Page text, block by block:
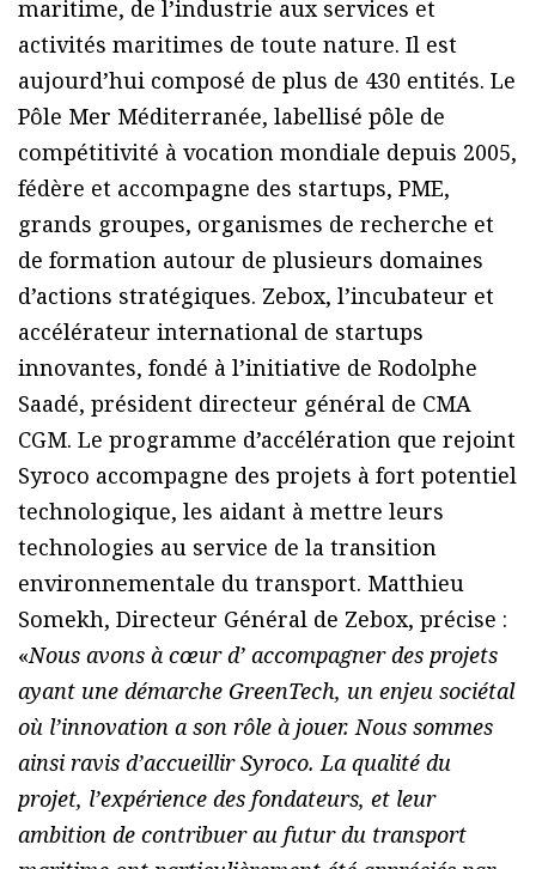
maritime, de l’industrie aux services et
activités maritimes de toute nature. Il est
aujourd’hui composé de plus de 430 entités. Le
Pôle Mer Méditerranée, labellisé pôle de
compétitivité à vocation mondiale depuis 2005,
fédère et accompagne des startups, PME,
grands groupes, organismes de recherche et
de formation autour de plusieurs domaines
d’actions stratégiques. Zebox, l’incubateur et
accélérateur international de startups
innovantes, fondé à l’initiative de Rodolphe
Saadé, président directeur général de CMA
CGM. Le programme d’accélération que rejoint
Syroco accompagne des projets à fort potentiel
technologique, les aidant à mettre leurs
technologies au service de la transition
environnementale du transport. Matthieu
Somekh, Directeur Général de Zebox, précise :
«Nous avons à cœur d’ accompagner des projets
ayant une démarche GreenTech, un enjeu sociétal
où l’innovation a son rôle à jouer. Nous sommes
ainsi ravis d’accueillir Syroco. La qualité du
projet, l’expérience des fondateurs, et leur
ambition de contribuer au futur du transport